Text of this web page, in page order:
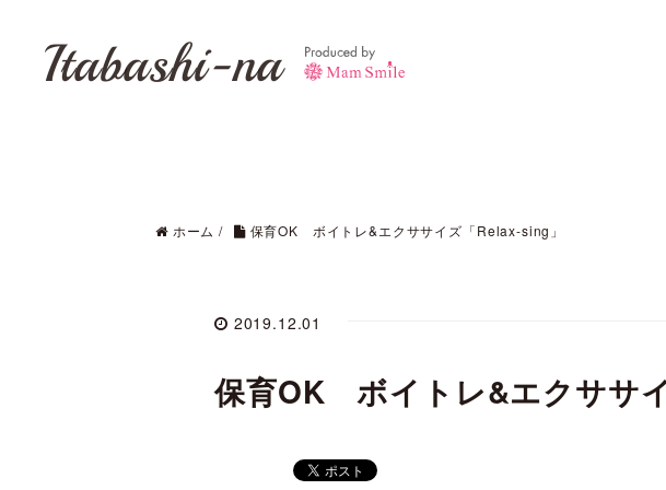
Itabashi-na
ホーム / 保育OK ボイトレ&エクササイズ「Relax-sing」
2019.12.01
保育OK ボイトレ&エクササ